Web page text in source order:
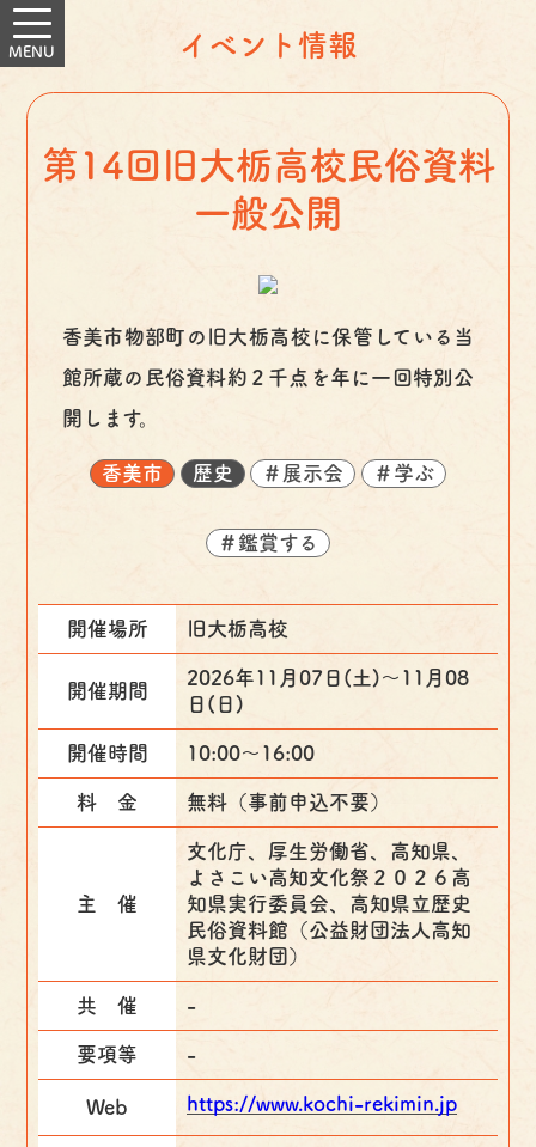
イベント情報
第14回旧大栃高校民俗資料
一般公開
香美市物部町の旧大栃高校に保管している当
館所蔵の民俗資料約２千点を年に一回特別公
開します。
香美市 歴史 ＃展示会 ＃学ぶ
＃鑑賞する
開催場所 旧大栃高校
開催期間
2026年11月07日(土)〜11月08
日(日)
開催時間 10:00～16:00
料 金 無料（事前申込不要）
主 催
文化庁、厚生労働省、高知県、
よさこい高知文化祭２０２６高
知県実行委員会、高知県立歴史
民俗資料館（公益財団法人高知
県文化財団）
共 催 -
要項等 -
Web https://www.kochi-rekimin.jp